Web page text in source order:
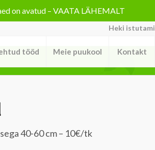
on avatud – VAATA LÄHEMALT
Heki
tööd Meie puukool Kontakt
40-60 cm – 10€/tk